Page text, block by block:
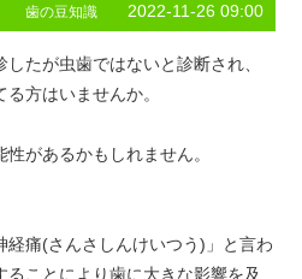
歯の豆知識 2022-11-26 09:00
たが虫歯ではないと診断され、
方はいませんか。
があるかもしれません。
経痛(さんさしんけいつう)」と言わ
ことにより歯に大きな影響を及